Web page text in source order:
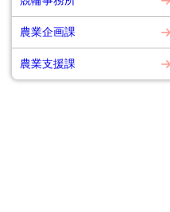
農業企画課
農業支援課